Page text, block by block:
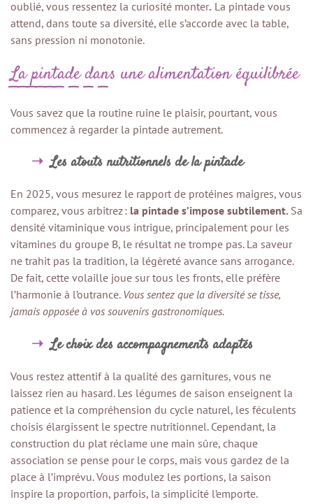
oublié, vous ressentez la curiosité monter. La pintade vous
attend, dans toute sa diversité, elle s’accorde avec la table,
sans pression ni monotonie.
La pintade dans une alimentation équilibrée
Vous savez que la routine ruine le plaisir, pourtant, vous
commencez à regarder la pintade autrement.
Les atouts nutritionnels de la pintade
En 2025, vous mesurez le rapport de protéines maigres, vous
comparez, vous arbitrez : la pintade s’impose subtilement. Sa
densité vitaminique vous intrigue, principalement pour les
vitamines du groupe B, le résultat ne trompe pas. La saveur
ne trahit pas la tradition, la légèreté avance sans arrogance.
De fait, cette volaille joue sur tous les fronts, elle préfère
l’harmonie à l’outrance. Vous sentez que la diversité se tisse,
jamais opposée à vos souvenirs gastronomiques.
Le choix des accompagnements adaptés
Vous restez attentif à la qualité des garnitures, vous ne
laissez rien au hasard. Les légumes de saison enseignent la
patience et la compréhension du cycle naturel, les féculents
choisis élargissent le spectre nutritionnel. Cependant, la
construction du plat réclame une main sûre, chaque
association se pense pour le corps, mais vous gardez de la
place à l’imprévu. Vous modulez les portions, la saison
inspire la proportion, parfois, la simplicité l’emporte.